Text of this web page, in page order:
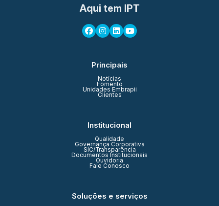
Aqui tem IPT
Principais
Notícias
Fomento
Unidades Embrapii
Clientes
Institucional
Qualidade
Governança Corporativa
SIC/Transparência
Documentos Institucionais
Ouvidoria
Fale Conosco
Soluções e serviços